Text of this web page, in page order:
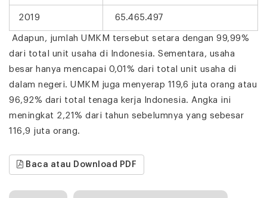
2019 65.465.497
Adapun, jumlah UMKM tersebut setara dengan 99,99%
dari total unit usaha di Indonesia. Sementara, usaha
besar hanya mencapai 0,01% dari total unit usaha di
dalam negeri. UMKM juga menyerap 119,6 juta orang atau
96,92% dari total tenaga kerja Indonesia. Angka ini
meningkat 2,21% dari tahun sebelumnya yang sebesar
116,9 juta orang.
Baca atau Download PDF